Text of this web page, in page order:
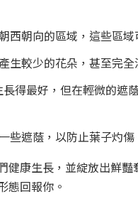
西朝向的區域，這些區域
生較少的花朵，甚至完全
得最好，但在輕微的遮
些遮蔭，以防止葉子灼傷
康生長，並綻放出鮮
態回報你。